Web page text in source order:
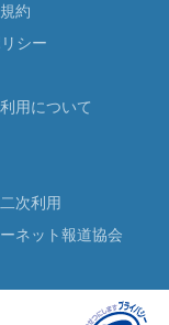
約
シー
用について
次利用
ネット報道協会